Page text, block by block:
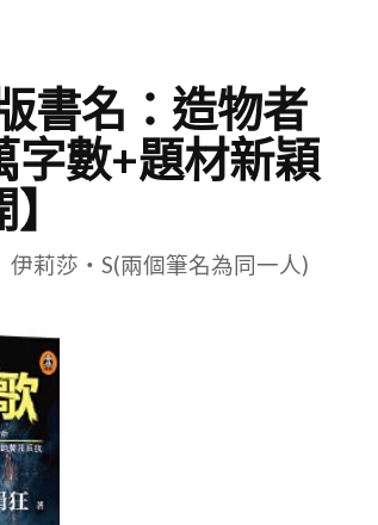
書名：造物者
字數+題材新穎
莉莎・S(兩個筆名為同一人)